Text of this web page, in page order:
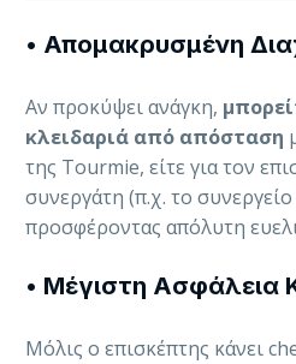
• Απομακρυσμένη
Αν προκύψει ανάγκη,
κλειδαριά από απόσταση
της Tourmie, είτε για τον
συνεργάτη (π.χ. το
προσφέροντας απόλυτη
• Μέγιστη Ασφάλεια
Μόλις ο επισκέπτης κάνει